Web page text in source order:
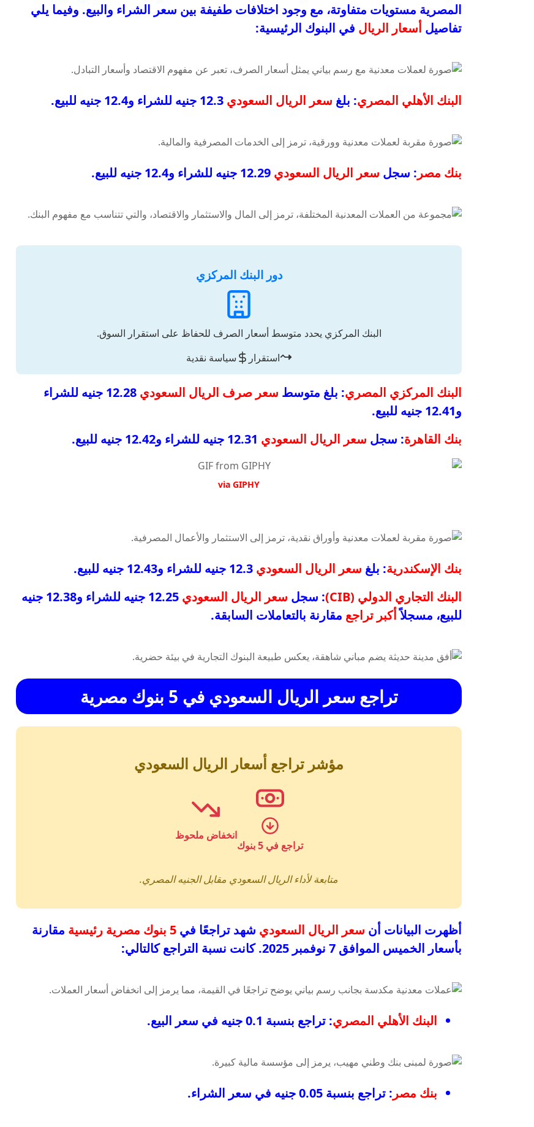
المصرية مستويات متفاوتة، مع وجود اختلافات طفيفة بين سعر الشراء والبيع. وفيما يلي
تفاصيل أسعار الريال في البنوك الرئيسية:
البنك الأهلي المصري: بلغ سعر الريال السعودي
بنك مصر : سجل سعر الريال السعودي
دور البنك المركزي
البنك المركزي يحدد متوسط أسعار الصرف للحفاظ على استقرار السوق.
استقرار
سياسة نقدية
البنك المركزي المصري: بلغ متوسط سعر صرف الريال السعودي
12.28 جنيه للشراء
و12.41 جنيه للبيع.
بنك القاهرة: سجل سعر الريال السعودي
via GIPHY
بنك الإسكندرية: بلغ سعر الريال السعودي
البنك التجاري الدولي (CIB)
: سجل سعر الريال السعودي
12.25 جنيه للشراء و12.38 جنيه
للبيع، مسجلاًأكبر تراجع مقارنة بالتعاملات السابقة.
تراجعسعر الريال السعودي في 5 بنوك مصرية
مؤشر تراجع أسعار الريال السعودي
تراجع في 5 بنوك
انخفاض ملحوظ
متابعة لأداء الريال السعودي مقابل الجنيه المصري.
أظهرت البيانات أن سعر الريال السعودي شهد تراجعًا في 5 بنوك مصرية رئيسية
مقارنة
بأسعار الخميس الموافق 7 نوفمبر 2025. كانت نسبة التراجع كالتالي:
البنك الأهلي المصري: تراجع بنسبة 0.1 جنيه في سعر البيع.
بنك مصر : تراجع بنسبة 0.05 جنيه في سعر الشراء.